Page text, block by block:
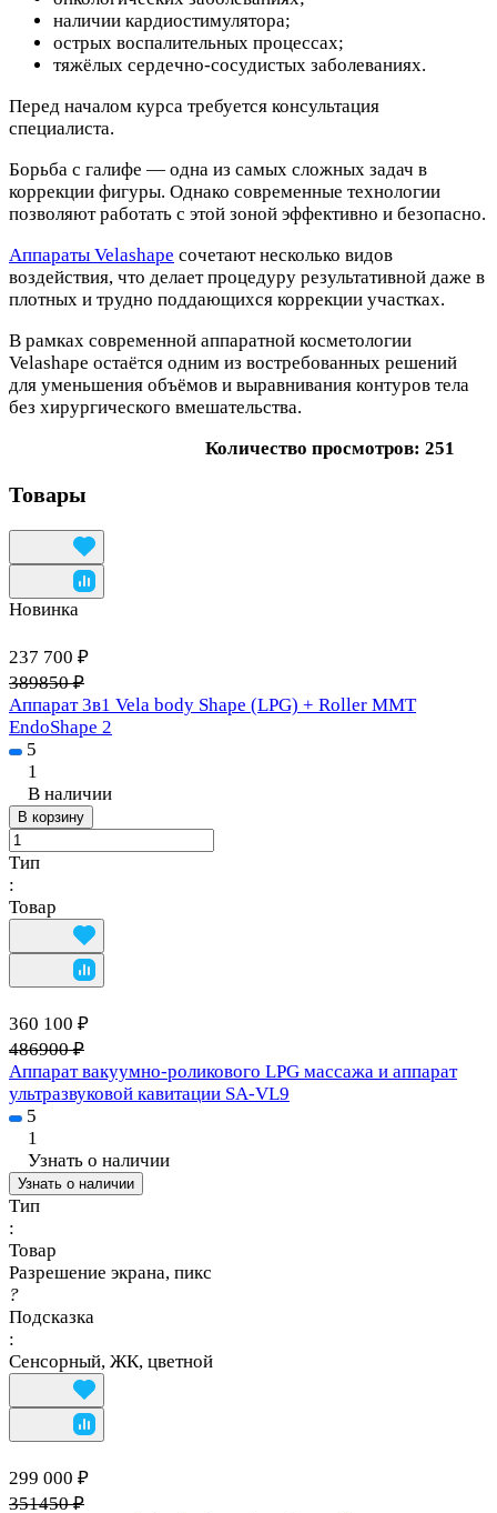
наличии кардиостимулятора;
острых воспалительных процессах;
тяжёлых сердечно-сосудистых заболеваниях.
Перед началом курса требуется консультация
специалиста.
Борьба с галифе — одна из самых сложных задач в
коррекции фигуры. Однако современные технологии
позволяют работать с этой зоной эффективно и безопасно.
Аппараты Velashape сочетают несколько видов
воздействия, что делает процедуру результативной даже в
плотных и трудно поддающихся коррекции участках.
В рамках современной аппаратной косметологии
Velashape остаётся одним из востребованных решений
для уменьшения объёмов и выравнивания контуров тела
без хирургического вмешательства.
Количество просмотров: 251
Товары
Новинка
237 700 ₽
389850 ₽
Аппарат 3в1 Vela body Shape (LPG) + Roller MMT
EndoShape 2
5
1
В наличии
В корзину
Тип
:
Товар
360 100 ₽
486900 ₽
Аппарат вакуумно-роликового LPG массажа и аппарат
ультразвуковой кавитации SA-VL9
5
1
Узнать о наличии
Узнать о наличии
Тип
:
Товар
Разрешение экрана, пикс
?
Подсказка
:
Сенсорный, ЖК, цветной
299 000 ₽
351450 ₽